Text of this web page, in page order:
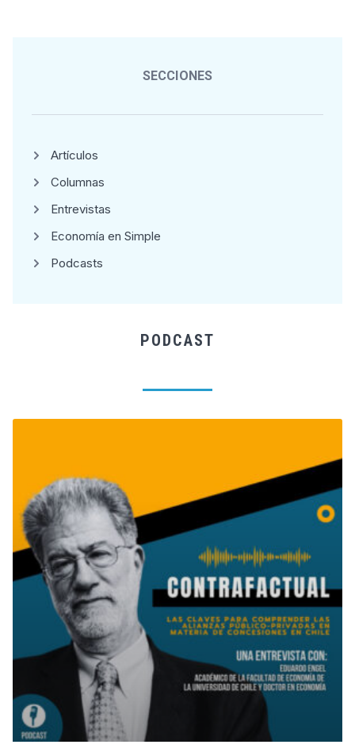
SECCIONES
Artículos
Columnas
Entrevistas
Economía en Simple
Podcasts
PODCAST